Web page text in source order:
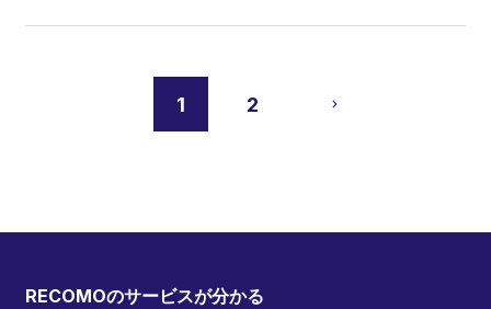
1 2
RECOMOのサービスが分かる